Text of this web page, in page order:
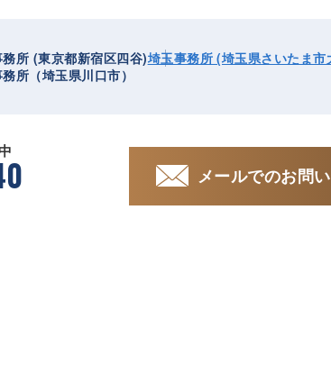
所 (東京都新宿区四谷)埼玉事務所 (埼玉県さいたま市
所（埼玉県川口市）
メールでのお問